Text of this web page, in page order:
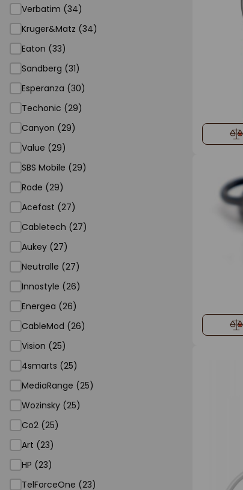
Verbatim (34)
Kruger&Matz (34)
Eaton (33)
Sandberg (31)
Esperanza (30)
Techonic (29)
Canyon (29)
Value (29)
SBS Mobile (29)
Rode (29)
Acefast (27)
Cabletech (27)
Aukey (27)
Neutralle (27)
Innostyle (26)
Energea (26)
CableMod (26)
Vision (25)
4smarts (25)
MediaRange (25)
Wozinsky (25)
Co2 (25)
Art (23)
HP (23)
TelForceOne (23)